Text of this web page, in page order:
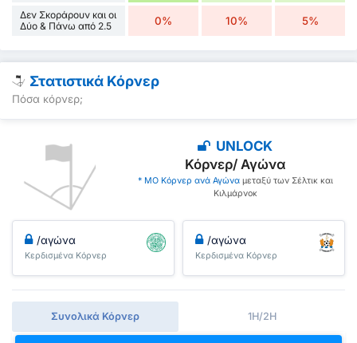
Δεν Σκοράρουν και οι
Δύο & Πάνω από 2.5
0% 10% 5%
Στατιστικά Κόρνερ
Πόσα κόρνερ;
UNLOCK
Κόρνερ/ Αγώνα
* ΜΟ Κόρνερ ανά Αγώνα μεταξύ των Σέλτικ και
Κιλμάρνοκ
/αγώνα
Κερδισμένα Κόρνερ
/αγώνα
Κερδισμένα Κόρνερ
Συνολικά Κόρνερ 1H/2H